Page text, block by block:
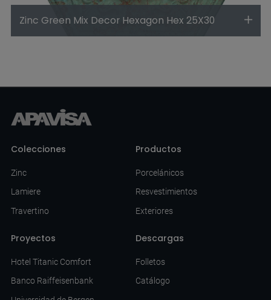
Zinc Green Mix Decor Hexagon Hex 25X30
Colecciones
Zinc
Lamiere
Travertino
Productos
Porcelánicos
Resvestimientos
Exteriores
Proyectos
Hotel Titanic Comfort
Banco Raiffeisenbank
Descargas
Folletos
Catálogo